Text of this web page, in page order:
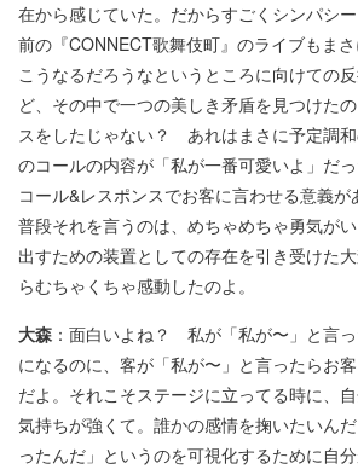
在から感じていた。だからすごくシンパシ
前の『CONNECT歌舞伎町』のライブもまさ
こうなるだろうなというところに向けての
ど、その中で一つの美しき矛盾を見つけた
スをしたじゃない？ あれはまさに予定調
のコールの内容が「私が一番可愛いよ」だ
コール&レスポンスでお客に言わせる意義が
普段それを言うのは、めちゃめちゃ勇気が
出すための装置としての存在を引き受けた
らむちゃくちゃ感動したのよ。
大森 ：面白いよね？ 私が「私が〜」と言
になるのに、客が「私が〜」と言ったらお
だよ。それこそステージに立ってる時に、
気持ちが強くて。誰かの感情を掬いたいん
ったんだ」というのを可視化するために自